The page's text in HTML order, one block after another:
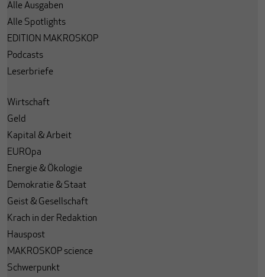
Alle Ausgaben
Alle Spotlights
EDITION MAKROSKOP
Podcasts
Leserbriefe
Wirtschaft
Geld
Kapital & Arbeit
EUROpa
Energie & Ökologie
Demokratie & Staat
Geist & Gesellschaft
Krach in der Redaktion
Hauspost
MAKROSKOP science
Schwerpunkt